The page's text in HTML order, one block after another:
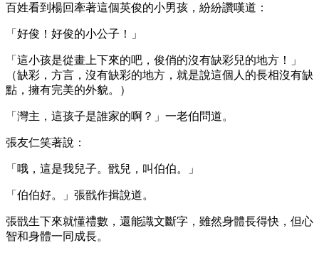
百姓看到楊回牽著這個英俊的小男孩，紛紛讚嘆道：
「好俊！好俊的小公子！」
「這小孩是從畫上下來的吧，俊俏的沒有缺彩兒的地方！」
（缺彩，方言，沒有缺彩的地方，就是說這個人的長相沒有缺
點，擁有完美的外貌。）
「灣主，這孩子是誰家的啊？」一老伯問道。
張友仁笑著說：
「哦，這是我兒子。戩兒，叫伯伯。」
「伯伯好。」張戩作揖說道。
張戩生下來就懂禮數，還能識文斷字，雖然身體長得快，但心
智和身體一同成長。